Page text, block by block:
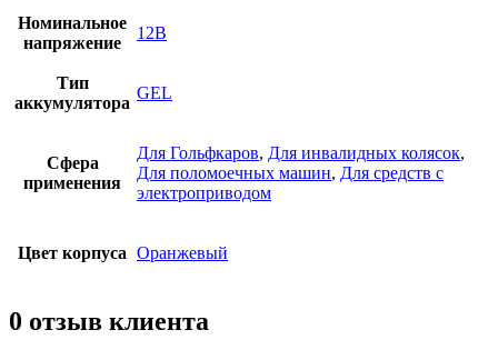
Номинальное
напряжение
12В
Тип
аккумулятора
GEL
Сфера
применения
Для Гольфкаров, Для инвалидных колясок,
Для поломоечных машин, Для средств с
электроприводом
Цвет корпуса Оранжевый
0 отзыв клиента